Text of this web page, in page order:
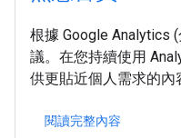
根據 Google Analytics
議。在您持續使用
供更貼近個人需求的內
閱讀完整內容